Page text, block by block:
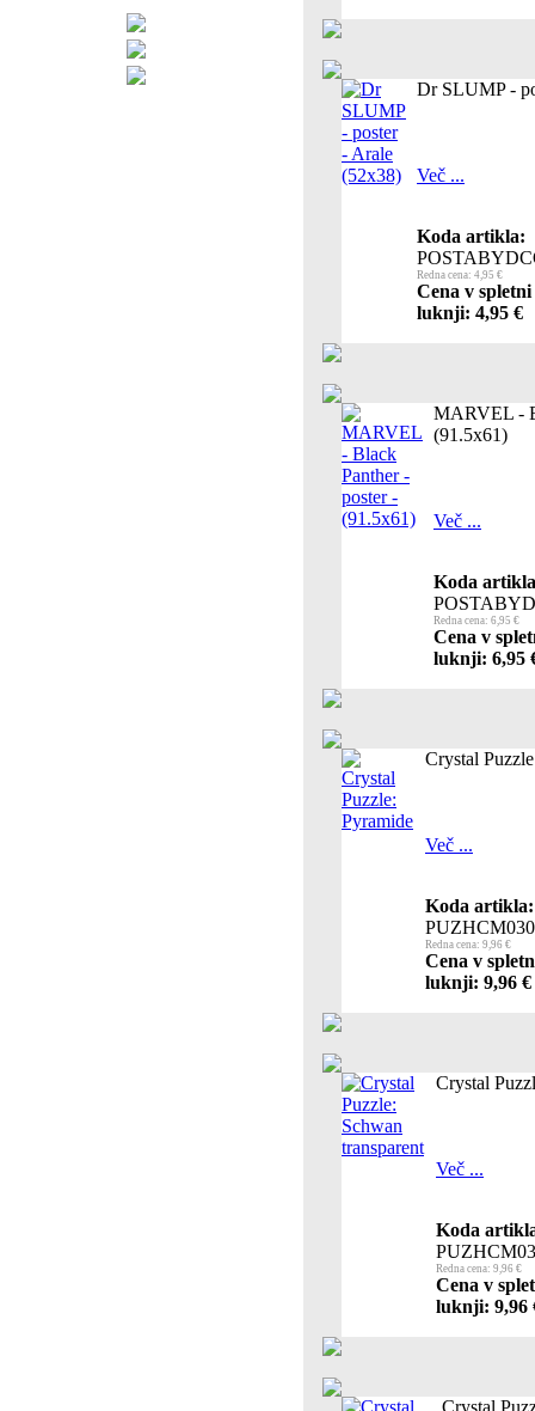
Dr SLUMP -
Več ...
Koda artikla:
Redna cena: 4,95 €
Cena v
luknji: 4,95 €
MARVEL -
(91.5x61)
Več ...
Koda
Redna cena: 6,95 €
Cena v
luknji: 6,95
Crystal
Več ...
Koda artikla:
Redna cena: 9,96 €
Cena v
luknji: 9,96 €
Crystal
Več ...
Koda
Redna cena: 9,96 €
Cena v
luknji: 9,96
Crystal